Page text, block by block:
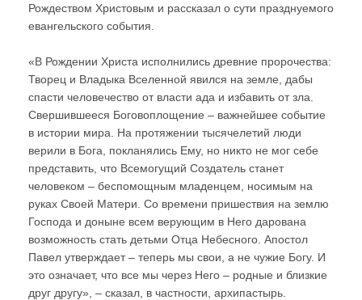
Рождеством Христовым и рассказал о сути празднуемого
евангельского события.
«В Рождении Христа исполнились древние пророчества:
Творец и Владыка Вселенной явился на земле, дабы
спасти человечество от власти ада и избавить от зла.
Свершившееся Боговоплощение – важнейшее событие
в истории мира. На протяжении тысячелетий люди
верили в Бога, покланялись Ему, но никто не мог себе
представить, что Всемогущий Создатель станет
человеком – беспомощным младенцем, носимым на
руках Своей Матери. Со времени пришествия на землю
Господа и доныне всем верующим в Него дарована
возможность стать детьми Отца Небесного. Апостол
Павел утверждает – теперь мы свои, а не чужие Богу. И
это означает, что все мы через Него – родные и близкие
друг другу», – сказал, в частности, архипастырь.